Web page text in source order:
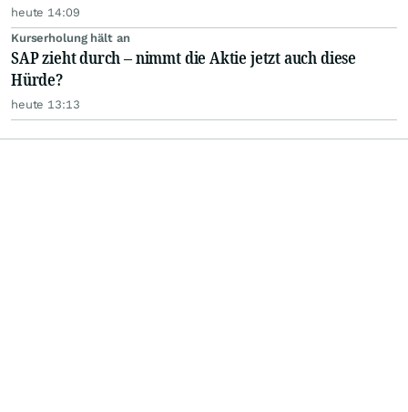
heute 14:09
Kurserholung hält an
SAP zieht durch – nimmt die Aktie jetzt auch diese
Hürde?
heute 13:13